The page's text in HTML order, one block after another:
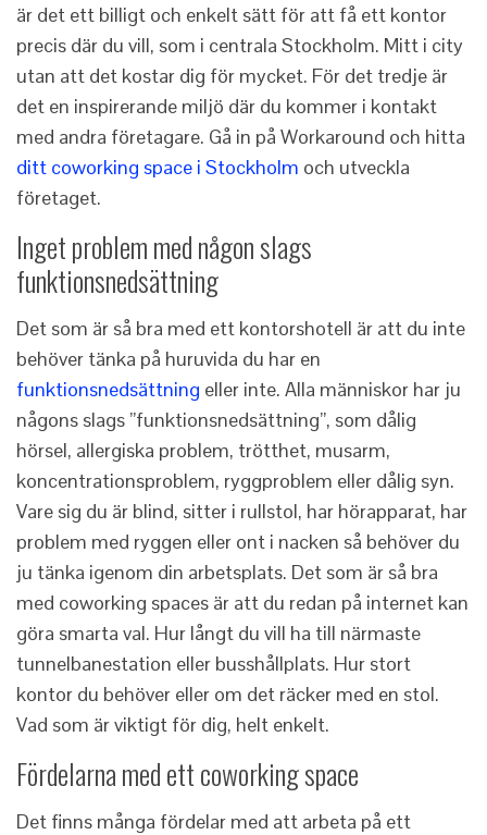
är det ett billigt och enkelt sätt för att få ett kontor
precis där du vill, som i centrala Stockholm. Mitt i city
utan att det kostar dig för mycket. För det tredje är
det en inspirerande miljö där du kommer i kontakt
med andra företagare. Gå in på Workaround och hitta
ditt coworking space i Stockholm och utveckla
företaget.
Inget problem med någon slags
funktionsnedsättning
Det som är så bra med ett kontorshotell är att du inte
behöver tänka på huruvida du har en
funktionsnedsättning eller inte. Alla människor har ju
någons slags ”funktionsnedsättning”, som dålig
hörsel, allergiska problem, trötthet, musarm,
koncentrationsproblem, ryggproblem eller dålig syn.
Vare sig du är blind, sitter i rullstol, har hörapparat, har
problem med ryggen eller ont i nacken så behöver du
ju tänka igenom din arbetsplats. Det som är så bra
med coworking spaces är att du redan på internet kan
göra smarta val. Hur långt du vill ha till närmaste
tunnelbanestation eller busshållplats. Hur stort
kontor du behöver eller om det räcker med en stol.
Vad som är viktigt för dig, helt enkelt.
Fördelarna med ett coworking space
Det finns många fördelar med att arbeta på ett